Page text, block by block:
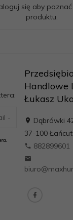
się aby poznać
produktu.
Handlowe
Łukasz
Dąbrówki
37-100 Łańcut
882899601